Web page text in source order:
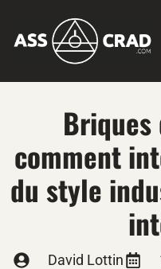
comment
du style
David Lottin